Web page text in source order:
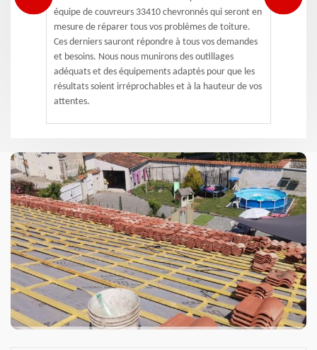
équipe de couvreurs 33410 chevronnés qui seront en
mesure de réparer tous vos problèmes de toiture.
Ces derniers sauront répondre à tous vos demandes
et besoins. Nous nous munirons des outillages
adéquats et des équipements adaptés pour que les
résultats soient irréprochables et à la hauteur de vos
attentes.